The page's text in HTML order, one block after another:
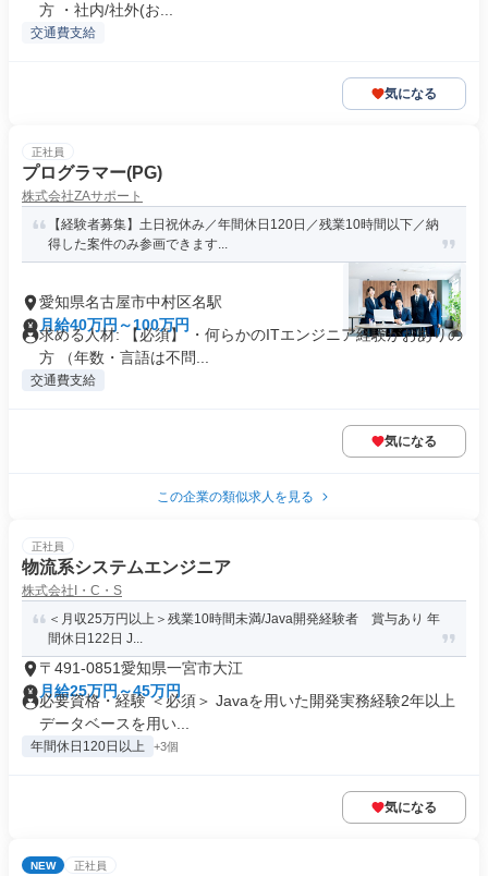
方 ・社内/社外(お...
交通費支給
気になる
正社員
プログラマー(PG)
株式会社ZAサポート
【経験者募集】土日祝休み／年間休日120日／残業10時間以下／納
得した案件のみ参画できます...
愛知県名古屋市中村区名駅
月給40万円～100万円
求める人材: 【必須】 ・何らかのITエンジニア経験がおありの
方 （年数・言語は不問...
交通費支給
気になる
この企業の類似求人を見る
正社員
物流系システムエンジニア
株式会社I・C・S
＜月収25万円以上＞残業10時間未満/Java開発経験者 賞与あり 年
間休日122日 J...
〒491-0851愛知県一宮市大江
月給25万円～45万円
必要資格・経験 ＜必須＞ Javaを用いた開発実務経験2年以上
データベースを用い...
年間休日120日以上 +3個
気になる
NEW 正社員